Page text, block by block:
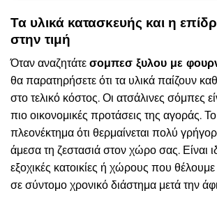
Τα υλικά κατασκευής και η
στην τιμή
Όταν αναζητάτε σομπεσ ξυλου με
θα παρατηρήσετε ότι τα υλικά παίζουν
στο τελικό κόστος. Οι ατσάλινες σόμπες
πιο οικονομικές προτάσεις της αγοράς. Το
πλεονέκτημα ότι θερμαίνεται πολύ
άμεσα τη ζεστασιά στον χώρο σας. Είναι
εξοχικές κατοικίες ή χώρους που
σε σύντομο χρονικό διάστημα μετά την